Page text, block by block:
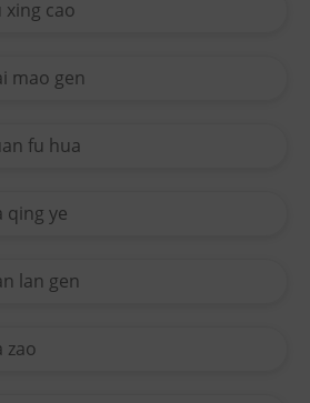
xing cao
mao gen
fu hua
qing ye
lan gen
zao